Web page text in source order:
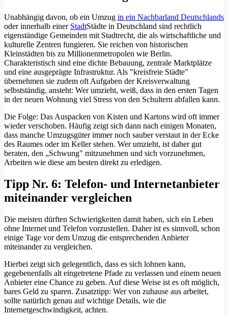
Unabhängig davon, ob ein Umzug in ein Nachbarland Deutschlands
oder innerhalb einer StadtStädte in Deutschland sind rechtlich
eigenständige Gemeinden mit Stadtrecht, die als wirtschaftliche und
kulturelle Zentren fungieren. Sie reichen von historischen
Kleinstädten bis zu Millionenmetropolen wie Berlin.
Charakteristisch sind eine dichte Bebauung, zentrale Marktplätze
und eine ausgeprägte Infrastruktur. Als "kreisfreie Städte"
übernehmen sie zudem oft Aufgaben der Kreisverwaltung
selbstständig. ansteht: Wer umzieht, weiß, dass in den ersten Tagen
in der neuen Wohnung viel Stress von den Schultern abfallen kann.
Die Folge: Das Auspacken von Kisten und Kartons wird oft immer
wieder verschoben. Häufig zeigt sich dann nach einigen Monaten,
dass manche Umzugsgüter immer noch sauber verstaut in der Ecke
des Raumes oder im Keller stehen. Wer umzieht, ist daher gut
beraten, den „Schwung" mitzunehmen und sich vorzunehmen,
Arbeiten wie diese am besten direkt zu erledigen.
Tipp Nr. 6: Telefon- und Internetanbieter
miteinander vergleichen
Die meisten dürften Schwierigkeiten damit haben, sich ein Leben
ohne Internet und Telefon vorzustellen. Daher ist es sinnvoll, schon
einige Tage vor dem Umzug die entsprechenden Anbieter
miteinander zu vergleichen.
Hierbei zeigt sich gelegentlich, dass es sich lohnen kann,
gegebenenfalls alt eingetretene Pfade zu verlassen und einem neuen
Anbieter eine Chance zu geben. Auf diese Weise ist es oft möglich,
bares Geld zu sparen. Zusatztipp: Wer von zuhause aus arbeitet,
sollte natürlich genau auf wichtige Details, wie die
Internetgeschwindigkeit, achten.